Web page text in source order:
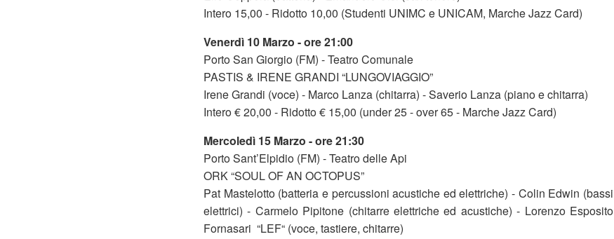
Intero 15,00 - Ridotto 10,00 (Studenti UNIMC e UNICAM, Marche Jazz Card)
Venerdì 10 Marzo - ore 21:00
Porto San Giorgio (FM) - Teatro Comunale
PASTIS & IRENE GRANDI “LUNGOVIAGGIO”
Irene Grandi (voce) - Marco Lanza (chitarra) - Saverio Lanza (piano e chitarra)
Intero € 20,00 - Ridotto € 15,00 (under 25 - over 65 - Marche Jazz Card)
Mercoledì 15 Marzo - ore 21:30
Porto Sant’Elpidio (FM) - Teatro delle Api
ORK “SOUL OF AN OCTOPUS”
Pat Mastelotto (batteria e percussioni acustiche ed elettriche) - Colin Edwin (bassi
elettrici) - Carmelo Pipitone (chitarre elettriche ed acustiche) - Lorenzo Esposito
Fornasari “LEF“ (voce, tastiere, chitarre)